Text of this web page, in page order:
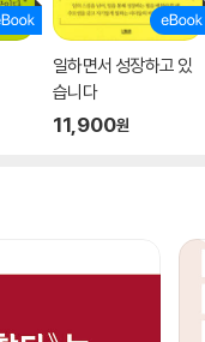
일하면서 성장하고 있
습니다
11,900원